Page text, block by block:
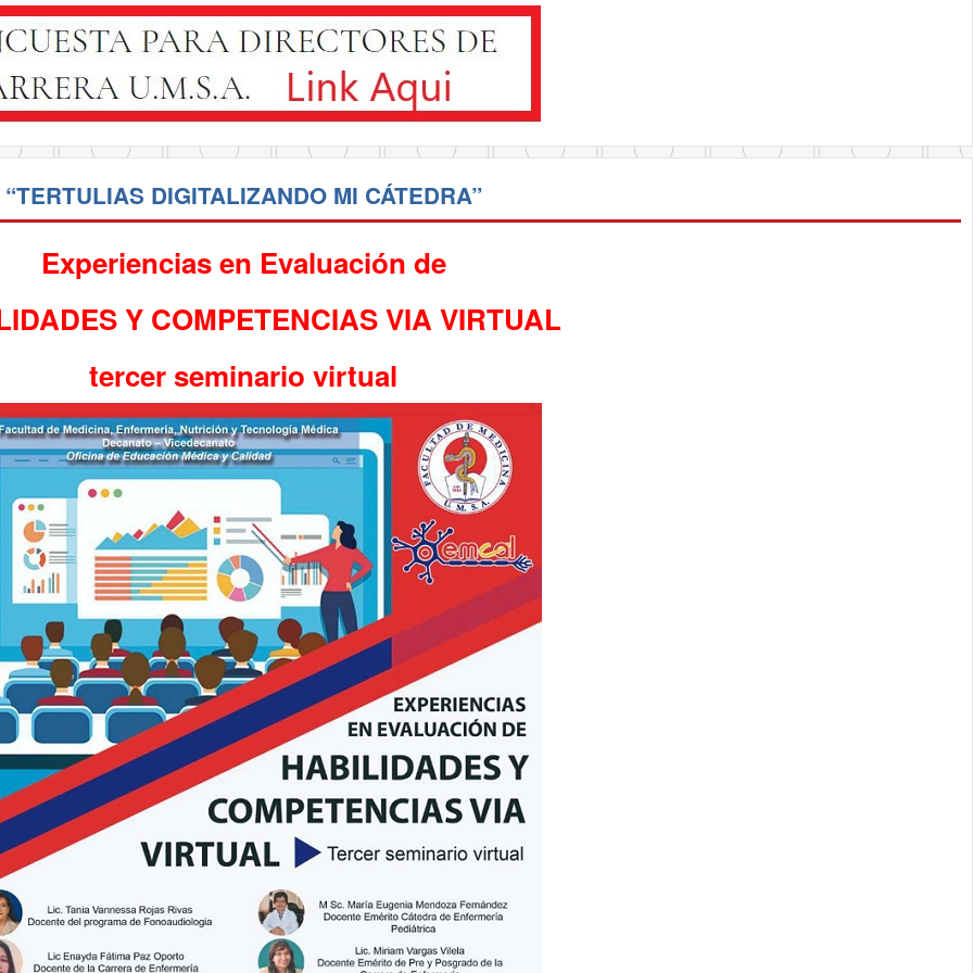
“TERTULIAS DIGITALIZANDO MI CÁTEDRA”
Experiencias en Evaluación de
Y COMPETENCIAS VIA VIRTUAL
tercer seminario virtual